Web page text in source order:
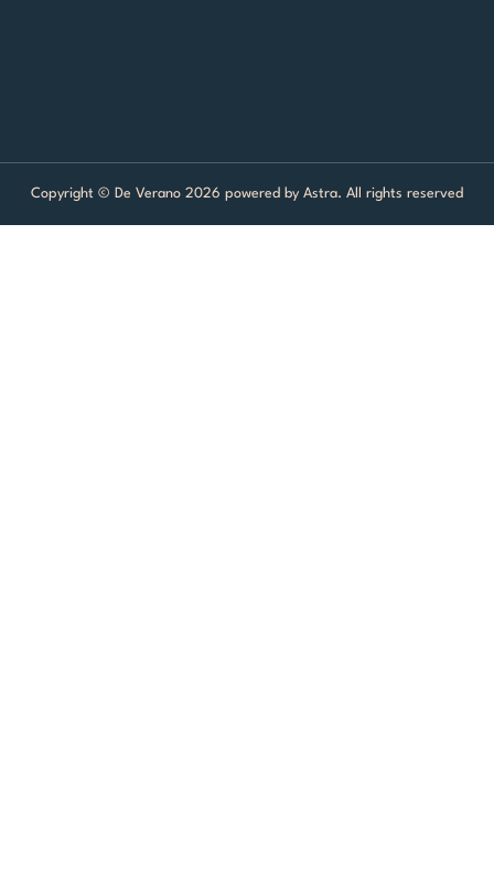
Copyright © De Verano 2026 powered by Astra. All rights reserved